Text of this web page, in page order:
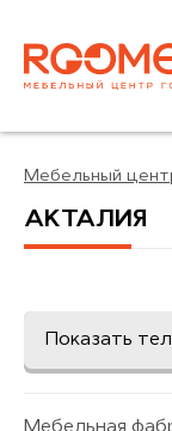
Мебельный
АКТАЛИЯ
Показать